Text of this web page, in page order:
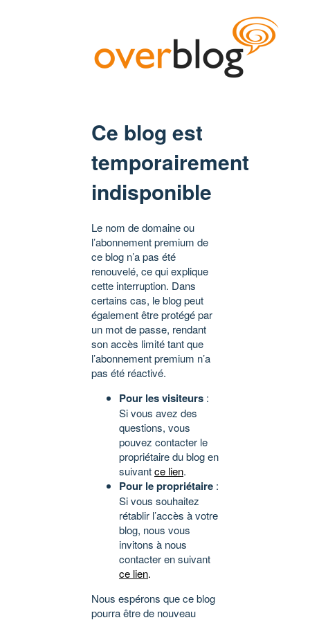
Ce blog est
temporairement
indisponible
Le nom de domaine ou
l’abonnement premium de
ce blog n’a pas été
renouvelé, ce qui explique
cette interruption. Dans
certains cas, le blog peut
également être protégé par
un mot de passe, rendant
son accès limité tant que
l’abonnement premium n’a
pas été réactivé.
Pour les visiteurs :
Si vous avez des
questions, vous
pouvez contacter le
propriétaire du blog en
suivantce lien.
Pour le propriétaire :
Si vous souhaitez
rétablir l’accès à votre
blog, nous vous
invitons à nous
contacter en suivant
ce lien.
Nous espérons que ce blog
pourra être de nouveau